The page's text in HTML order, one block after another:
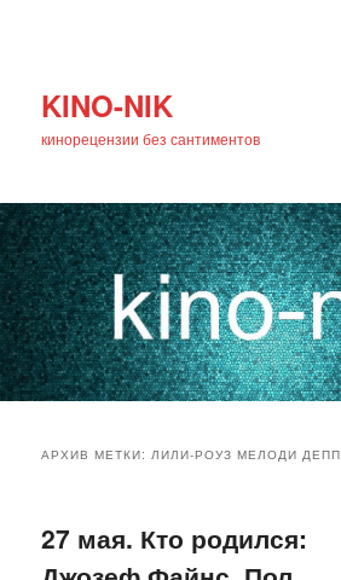
KINO-NIK
кинорецензии без сантиментов
основному
дополнительному
АРХИВ МЕТКИ:ЛИЛИ-РОУЗ МЕЛОДИ ДЕПП
27 мая. Кто родился: